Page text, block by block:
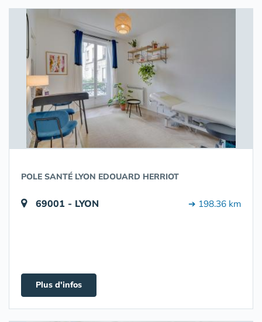
POLE SANTÉ LYON EDOUARD HERRIOT
69001 - LYON ➔ 198.36 km
Plus d'infos